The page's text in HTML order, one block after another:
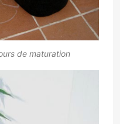
de maturation